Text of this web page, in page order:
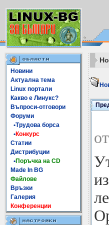
Новини
Актуална тема
Linux портали
Какво е Линукс?
Въпроси-отговори
Форуми
•Трудова борса
•Конкурс
Статии
Дистрибуции
•Поръчка на CD
Made In BG
Файлове
Връзки
Галерия
Конференции
от